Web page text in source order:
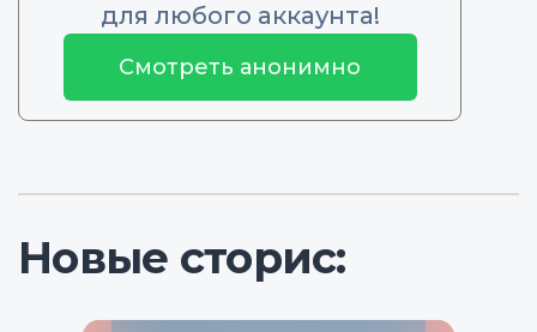
для любого аккаунта!
Смотреть анонимно
Новые сторис: